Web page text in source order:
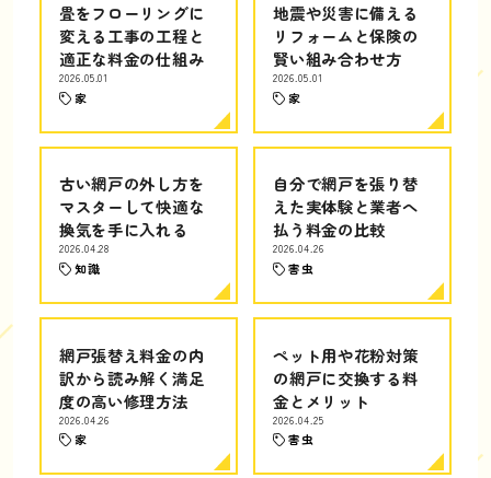
畳をフローリングに
変える工事の工程と
適正な料金の仕組み
2026.05.01
家
地震や災害に備える
リフォームと保険の
賢い組み合わせ方
2026.05.01
家
古い網戸の外し方を
マスターして快適な
換気を手に入れる
2026.04.28
知識
自分で網戸を張り替
えた実体験と業者へ
払う料金の比較
2026.04.26
害虫
網戸張替え料金の内
訳から読み解く満足
度の高い修理方法
2026.04.26
家
ペット用や花粉対策
の網戸に交換する料
金とメリット
2026.04.25
害虫